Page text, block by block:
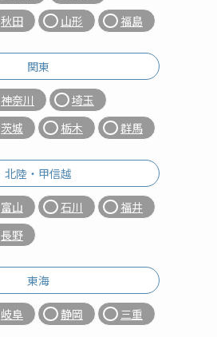
秋田 山形 福島
関東
神奈川
埼玉
茨城 栃木 群馬
北陸・甲信越
富山 石川
福井
長野
東海
岐阜 静岡 三重